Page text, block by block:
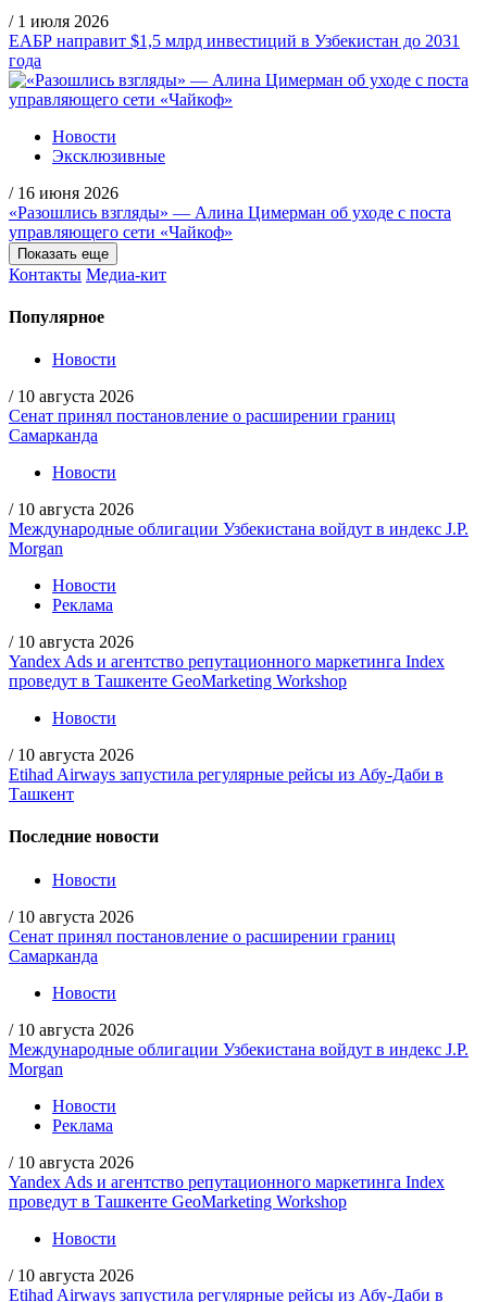
/ 1 июля 2026
ЕАБР направит $1,5 млрд инвестиций в Узбекистан до 2031
года
Новости
Эксклюзивные
/ 16 июня 2026
«Разошлись взгляды» — Алина Цимерман об уходе с поста
управляющего сети «Чайкоф»
Показать еще
Контакты Медиа-кит
Популярное
Новости
/ 10 августа 2026
Сенат принял постановление о расширении границ
Самарканда
Новости
/ 10 августа 2026
Международные облигации Узбекистана войдут в индекс J.P.
Morgan
Новости
Реклама
/ 10 августа 2026
Yandex Ads и агентство репутационного маркетинга Index
проведут в Ташкенте GeoMarketing Workshop
Новости
/ 10 августа 2026
Etihad Airways запустила регулярные рейсы из Абу-Даби в
Ташкент
Последние новости
Новости
/ 10 августа 2026
Сенат принял постановление о расширении границ
Самарканда
Новости
/ 10 августа 2026
Международные облигации Узбекистана войдут в индекс J.P.
Morgan
Новости
Реклама
/ 10 августа 2026
Yandex Ads и агентство репутационного маркетинга Index
проведут в Ташкенте GeoMarketing Workshop
Новости
/ 10 августа 2026
Etihad Airways запустила регулярные рейсы из Абу-Даби в